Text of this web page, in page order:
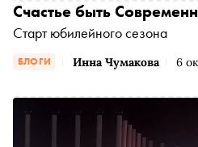
БЛОГИ Инна Чумакова 6
Счастье быть
Старт юбилейного сезона